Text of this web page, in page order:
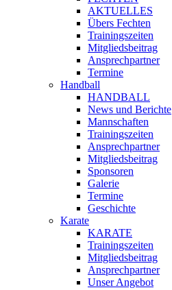
AKTUELLES
Übers Fechten
Trainingszeiten
Mitgliedsbeitrag
Ansprechpartner
Termine
Handball
HANDBALL
News und Berichte
Mannschaften
Trainingszeiten
Ansprechpartner
Mitgliedsbeitrag
Sponsoren
Galerie
Termine
Geschichte
Karate
KARATE
Trainingszeiten
Mitgliedsbeitrag
Ansprechpartner
Unser Angebot